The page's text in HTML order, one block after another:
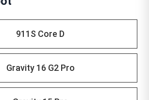
911S Core D
Gravity 16 G2 Pro